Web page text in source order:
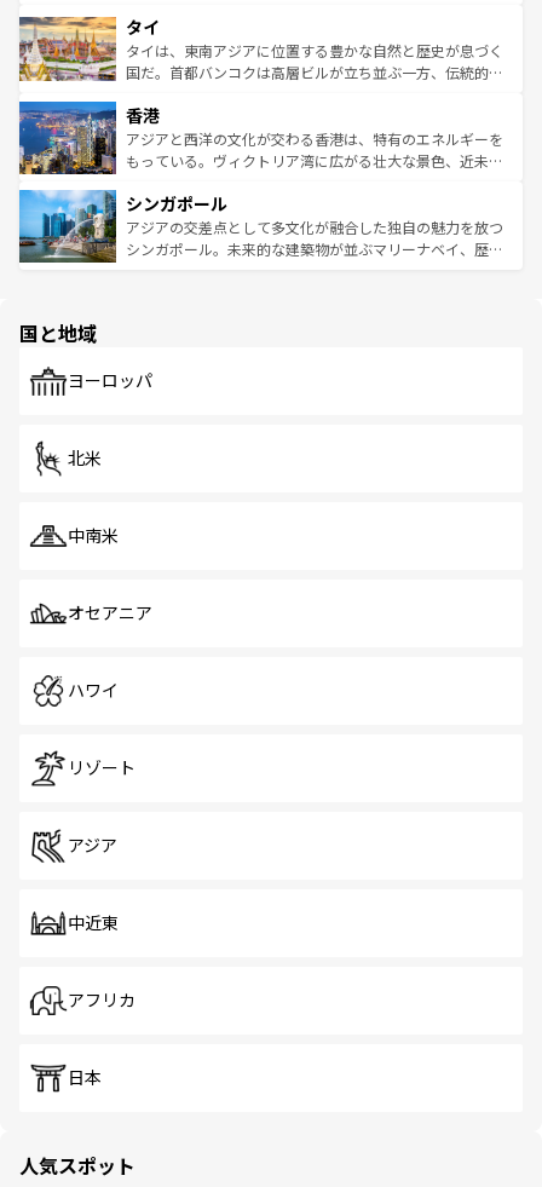
リティに包まれながら、韓国の多彩な魅力を心ゆくまで味
わってみてほしい。 なお、新着の韓国情報はコンテンツ一
覧を参照してほしい。
急速な発展と共に伝統が息づく。ハノイの古い町並みやホ
ーチミン市のフランス統治時代の建物も、独特の雰囲気を
醸し出している。また、バラエティの豊かさとおいしさで
とつ。フォーやバインミー、ベトナムコーヒーなどは、ぜ
ひ現地で味わいたい。どの地域を訪れてもあたたかい人々
が旅行者を迎えてくれるので、きっと忘れられない旅にな
参照してほしい。
タイ
タイは、東南アジアに位置する豊かな自然と歴史が息づく
国だ。首都バンコクは高層ビルが立ち並ぶ一方、伝統的な
の活気が交差している。北部ではチェンマイなどの山岳地
帯で自然と触れ合い、南部ではプーケットやクラビの美し
いビーチでリゾート気分を楽しむことができる。タイ料理
激する。気候は一年中温暖で、どの季節にも異なる楽しみ
が待っている。親しみやすいタイの人々、仏教を中心とし
た文化、そして多様な観光資源が、訪れる旅人を魅了し続
香港
アジアと西洋の文化が交わる香港は、特有のエネルギーを
もっている。ヴィクトリア湾に広がる壮大な景色、近未来
み、どこを訪れても感動するはず。観光スポットが密集し
ており、効率よく見どころを回れるのも魅力。息をのむよ
うな絶景から文化的な体験まで、香港を存分に楽しみ尽く
シンガポール
アジアの交差点として多文化が融合した独自の魅力を放つ
シンガポール。未来的な建築物が並ぶマリーナベイ、歴史
で、ホーカーズは地元の風情を楽しめる外せないスポット
国と地域
ヨーロッパ
北米
中南米
オセアニア
ハワイ
リゾート
アジア
中近東
アフリカ
日本
人気スポット